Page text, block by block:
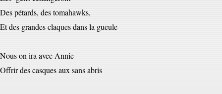
Des pétards, des tomahawks,
Et des grandes claques dans la gueule
Nous on ira avec Annie
Offrir des casques aux sans abris